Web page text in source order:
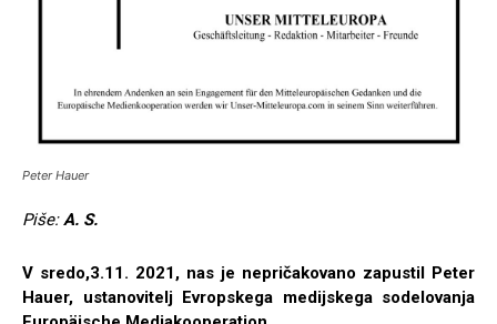
Peter Hauer
Piše:A. S.
V sredo,3.11. 2021, nas je nepričakovano zapustil Peter
Hauer, ustanovitelj Evropskega medijskega sodelovanja